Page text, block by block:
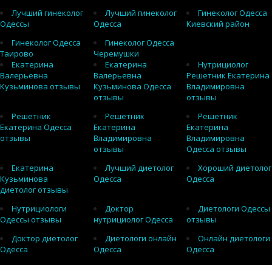
Лучший гинеколог
Одессы
Лучший гинеколог
Одесса
Гинеколог Одесса
Киевский район
Гинеколог Одесса
Таирово
Гинеколог Одесса
Черемушки
Екатерина
Валерьевна
Кузьминова отзывы
Екатерина
Валерьевна
Кузьминова Одесса
отзывы
Нутрициолог
Решетник Екатерина
Владимировна
отзывы
Решетник
Екатерина Одесса
отзывы
Решетник
Екатерина
Владимировна
отзывы
Решетник
Екатерина
Владимировна
Одесса отзывы
Екатерина
Кузьминова
диетолог отзывы
Лучший диетолог
Одесса
Хороший диетолог
Одесса
Нутрициологи
Одессы отзывы
Доктор
нутрициолог Одесса
Диетологи Одессы
отзывы
Доктор диетолог
Одесса
Диетологи онлайн
Одесса
Онлайн диетологи
Одесса